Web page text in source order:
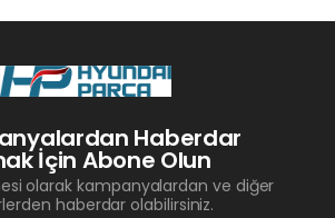
Haberdar
İçin Abone Olun
olarak kampanyalardan ve diğer
haberdar olabilirsiniz.